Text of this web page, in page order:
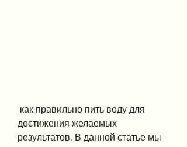
достижения желаемых
результатов. В данной статье мы